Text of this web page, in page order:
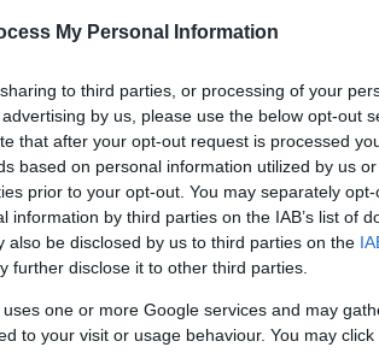
My Personal Information
to third parties, or processing of your
by us, please use the below opt-out
that after your opt-out request is processed
based on personal information utilized by us
prior to your opt-out. You may separately
information by third parties on the IAB’s list of
also be disclosed by us to third parties on the
further disclose it to other third parties.
one or more Google services and may
to your visit or usage behaviour. You may
suono che gli appiccichi
la mia immagine. Adesso è la
trovare il modo migliore per
chi questa esperienza non l'ha